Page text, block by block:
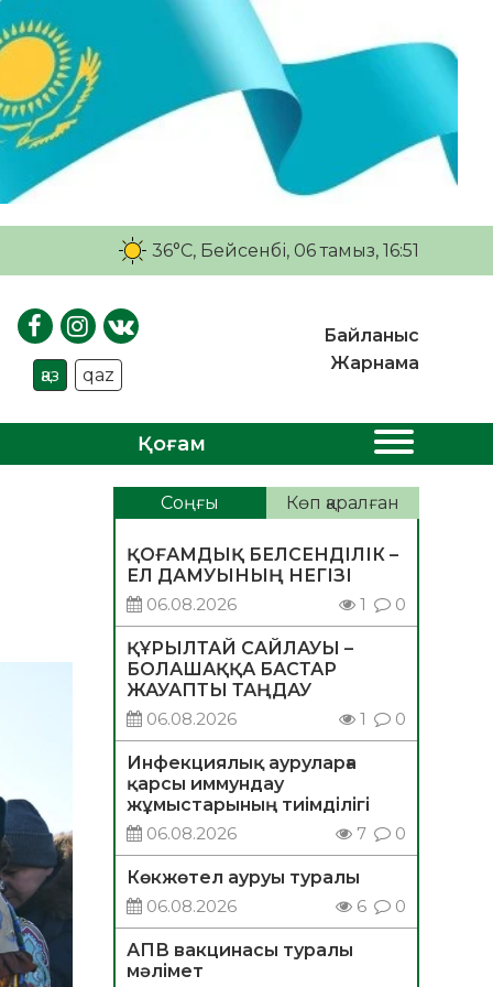
36°C, Бейсенбі, 06 тамыз, 16:51
қаз qaz
Байланыс
Жарнама
Қоғам
Соңғы Көп қаралған
ҚОҒАМДЫҚ БЕЛСЕНДІЛІК –
ЕЛ ДАМУЫНЫҢ НЕГІЗІ
06.08.2026
1 0
ҚҰРЫЛТАЙ САЙЛАУЫ –
БОЛАШАҚҚА БАСТАР
ЖАУАПТЫ ТАҢДАУ
06.08.2026
1 0
Инфекциялық ауруларға
қарсы иммундау
жұмыстарының тиімділігі
06.08.2026
7 0
Көкжөтел ауруы туралы
06.08.2026
6 0
АПВ вакцинасы туралы
мәлімет